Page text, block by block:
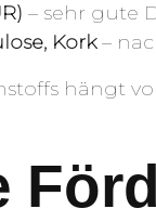
– sehr gute
Kork–
hängt